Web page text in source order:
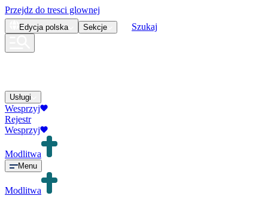
Przejdz do tresci glownej
Edycja polska Sekcje Szukaj
Usługi
Wesprzyj
Rejestr
Wesprzyj
Modlitwa
Menu
Modlitwa